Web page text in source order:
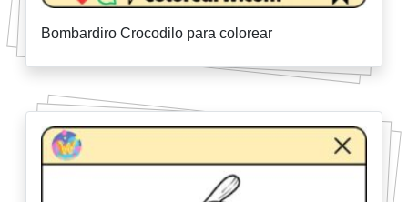
Bombardiro Crocodilo para colorear